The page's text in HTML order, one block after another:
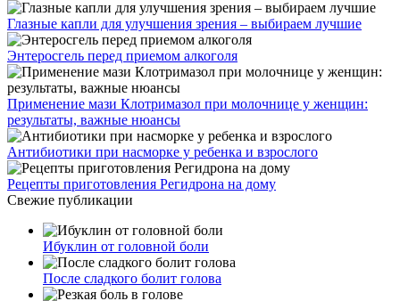
Глазные капли для улучшения зрения – выбираем лучшие
Энтеросгель перед приемом алкоголя
Применение мази Клотримазол при молочнице у женщин:
результаты, важные нюансы
Антибиотики при насморке у ребенка и взрослого
Рецепты приготовления Регидрона на дому
Свежие публикации
Ибуклин от головной боли
После сладкого болит голова